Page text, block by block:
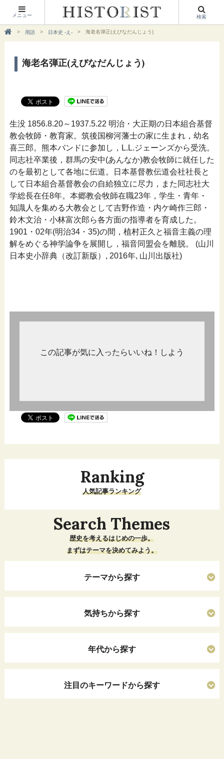
メニュー 検索
用語 日本史 -え- 海老名弾正(えびなだんじょう)
海老名弾正(えびなだんじょう)
生没 1856.8.20～1937.5.22 明治・大正期の日本組合基督
教会牧師・教育家。筑後国柳河藩士の家に生まれ，幼名
喜三郎。熊本バンドに参加し，L.L.ジェーンズから受洗。
同志社卒業後，群馬の安中(あんなか)教会牧師に就任した
のを最初として各地に伝道。日本基督教伝道会社社長と
して日本組合基督教会の自給独立に尽力，また同志社大
学総長在任8年。本郷教会牧師在職23年，学生・青年・
知識人を集める大教会として吉野作造・内ケ崎作三郎・
鈴木文治・小林富次郎ら各方面の指導者を育成した。
1901・02年(明治34・35)の間，植村正久と福音主義の理
解をめぐる神学論争を展開し，福音同盟会を離脱。 (山川
日本史小辞典（改訂新版）, 2016年, 山川出版社)
この記事が気に入ったらいいね！しよう
Ranking
人気記事ランキング
Search Themes
歴史を考えるはじめの一歩。
まずはテーマを決めてみよう。
テーマから探す
気持ちから探す
年代から探す
注目のキーワードから探す